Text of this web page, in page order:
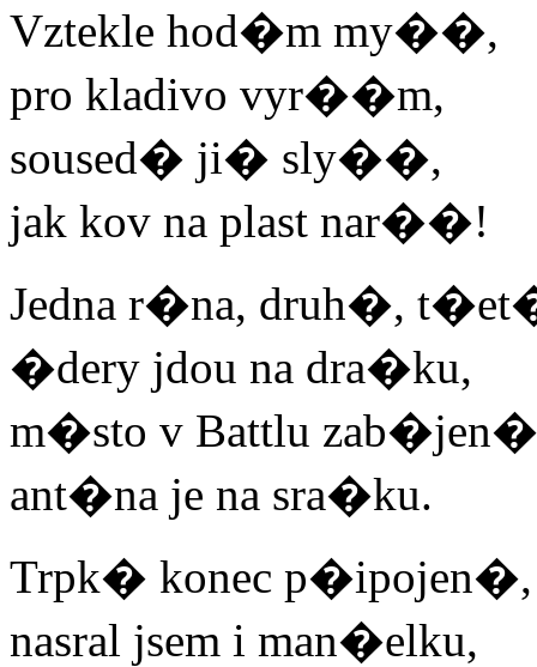
Vztekle hod�m my��,
pro kladivo vyr��m,
soused� ji� sly��,
jak kov na plast nar��!
Jedna r�na, druh�,
�dery jdou na dra�ku,
m�sto v Battlu
ant�na je na sra�ku.
Trpk� konec p�ipojen�,
nasral jsem i man�elku,